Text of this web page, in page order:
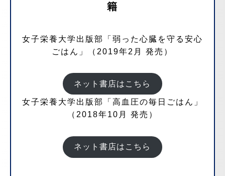
籍
女子栄養大学出版部「弱った心臓を守る安心
ごはん」（2019年2月 発売）
ネット書店はこちら
女子栄養大学出版部「高血圧の毎日ごはん」
（2018年10月 発売）
ネット書店はこちら